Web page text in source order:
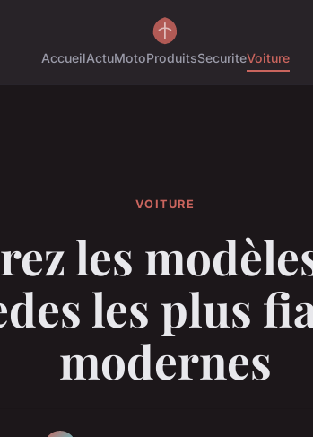
AccueilActuMotoProduitsSecuriteVoiture
VOITURE
les
les plus
modernes